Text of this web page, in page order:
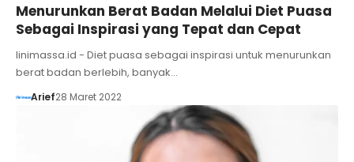
Menurunkan Berat Badan Melalui Diet Puasa
Sebagai Inspirasi yang Tepat dan Cepat
linimassa.id - Diet puasa sebagai inspirasi untuk menurunkan
berat badan berlebih, banyak…
Arief28 Maret 2022